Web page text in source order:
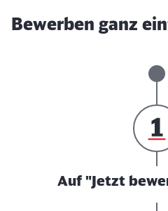
Bewerben ganz
Auf "Jetzt